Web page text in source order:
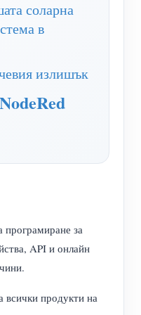
уред
и симулация
фотоволтаична
на електроенергия
на фотоволтаични
соларна
в
излишък
програмиране за
API и онлайн
всички продукти на